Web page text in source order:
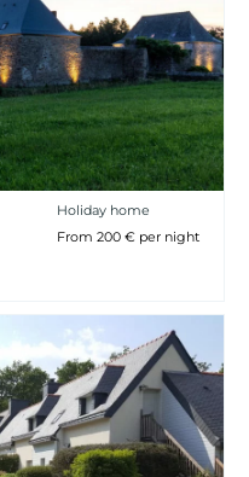
Holiday home
From 200 € per night